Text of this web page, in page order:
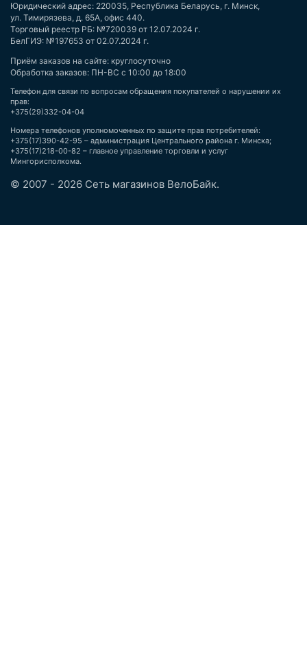
Юридический адрес: 220035, Республика Беларусь, г. Минск,
ул. Тимирязева, д. 65А, офис 440.
Торговый реестр РБ: №720039 от 12.07.2024 г.
БелГИЭ: №197653 от 02.07.2024 г.
Приём заказов на сайте: круглосуточно
Обработка заказов: ПН-ВС с 10:00 до 18:00
Телефон для связи по вопросам обращения покупателей о нарушении их
прав:
+375(29)332-04-04
Номера телефонов уполномоченных по защите прав потребителей:
+375(17)390-42-95 – администрация Центрального района г. Минска;
+375(17)218-00-82 – главное управление торговли и услуг
Мингорисполкома.
© 2007 - 2026 Сеть магазинов ВелоБайк.